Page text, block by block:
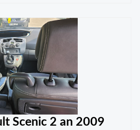
Scenic 2 an 2009